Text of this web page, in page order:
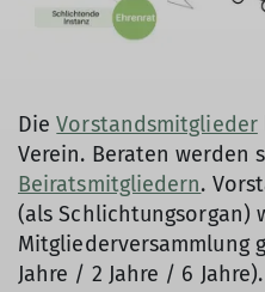
DieVorstandsmitglieder
Verein. Beraten werden
Beiratsmitgliedern.
(als Schlichtungsorgan)
Mitgliederversammlung
Jahre / 2 Jahre / 6 Jahre).